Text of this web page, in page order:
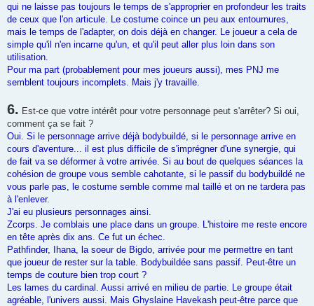
qui ne laisse pas toujours le temps de s'approprier en profondeur les traits
de ceux que l'on articule. Le costume coince un peu aux entournures,
mais le temps de l'adapter, on dois déjà en changer. Le joueur a cela de
simple qu'il n'en incarne qu'un, et qu'il peut aller plus loin dans son
utilisation.
Pour ma part (probablement pour mes joueurs aussi), mes PNJ me
semblent toujours incomplets. Mais j'y travaille.
6. Est-ce que votre intérêt pour votre personnage peut s'arrêter? Si oui,
comment ça se fait ?
Oui. Si le personnage arrive déjà bodybuildé, si le personnage arrive en
cours d'aventure... il est plus difficile de s'imprégner d'une synergie, qui
de fait va se déformer à votre arrivée. Si au bout de quelques séances la
cohésion de groupe vous semble cahotante, si le passif du bodybuildé ne
vous parle pas, le costume semble comme mal taillé et on ne tardera pas
à l'enlever.
J'ai eu plusieurs personnages ainsi.
Zcorps. Je comblais une place dans un groupe. L'histoire me reste encore
en tête après dix ans. Ce fut un échec.
Pathfinder, Ihana, la soeur de Bigdo, arrivée pour me permettre en tant
que joueur de rester sur la table. Bodybuildée sans passif. Peut-être un
temps de couture bien trop court ?
Les lames du cardinal. Aussi arrivé en milieu de partie. Le groupe était
agréable, l'univers aussi. Mais Ghyslaine Havekash peut-être parce que